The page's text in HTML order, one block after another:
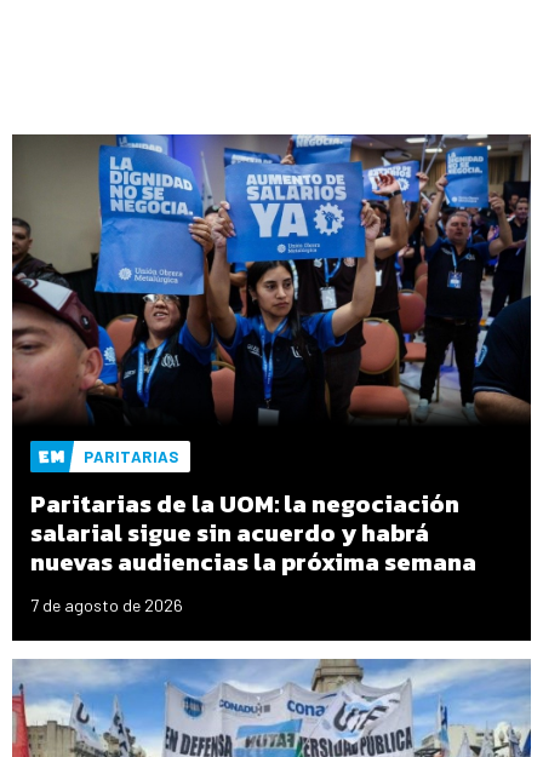
PARITARIAS
Paritarias de la UOM: la negociación
salarial sigue sin acuerdo y habrá
nuevas audiencias la próxima semana
7 de agosto de 2026